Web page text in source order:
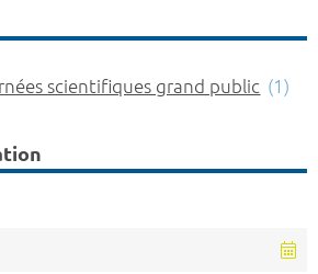
scientifiques grand public (1)